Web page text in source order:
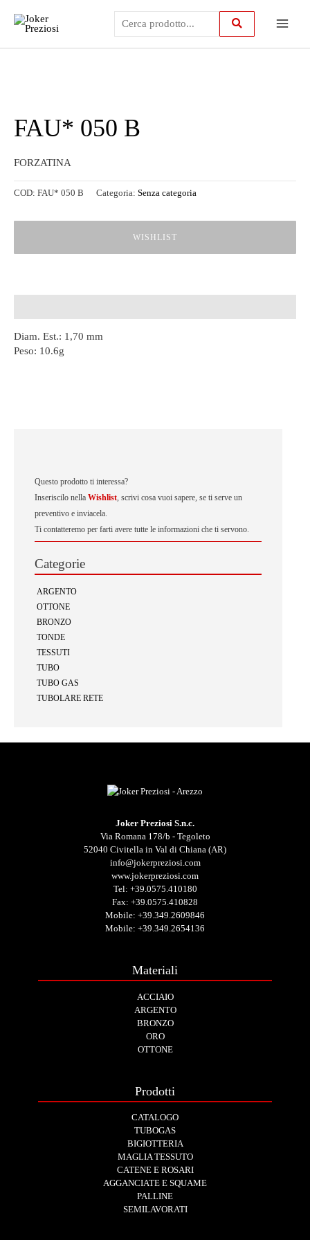
contenuto
Questo prodotto ti interessa?
Inseriscilo nella Wishlist, scrivi cosa vuoi sapere, se ti serve un
preventivo e inviacela.
Ti contatteremo per farti avere tutte le informazioni che ti servono.
Categorie
ARGENTO
OTTONE
BRONZO
TONDE
TESSUTI
TUBO
TUBO GAS
TUBOLARE RETE
FAU* 050 B
FORZATINA
COD: FAU* 050 B Categoria: Senza categoria
WISHLIST
Diam. Est.: 1,70 mm
Peso: 10.6g
Joker Preziosi S.n.c.
Via Romana 178/b - Tegoleto
52040 Civitella in Val di Chiana (AR)
info@jokerpreziosi.com
www.jokerpreziosi.com
Tel: +39.0575.410180
Fax: +39.0575.410828
Mobile: +39.349.2609846
Mobile: +39.349.2654136
Materiali
ACCIAIO
ARGENTO
BRONZO
ORO
OTTONE
Prodotti
CATALOGO
TUBOGAS
BIGIOTTERIA
MAGLIA TESSUTO
CATENE E ROSARI
AGGANCIATE E SQUAME
PALLINE
SEMILAVORATI